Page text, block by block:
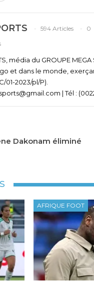
594 Articles
0
média du GROUPE
et dans le monde,
01-2023/pl/P).
| Tél :
Dakonam éliminé
AFRIQUE FOOT